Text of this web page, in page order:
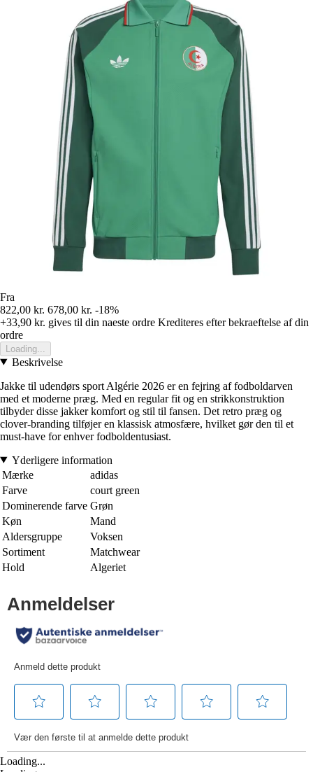
Fra
822,00 kr. 678,00 kr. -18%
+33,90 kr. gives til din naeste ordre Krediteres efter bekraeftelse af din
ordre
Loading...
Beskrivelse
Jakke til udendørs sport Algérie 2026 er en fejring af fodboldarven
med et moderne præg. Med en regular fit og en strikkonstruktion
tilbyder disse jakker komfort og stil til fansen. Det retro præg og
clover-branding tilføjer en klassisk atmosfære, hvilket gør den til et
must-have for enhver fodboldentusiast.
Yderligere information
Mærke
adidas
Farve
court green
Dominerende farve Grøn
Køn
Mand
Aldersgruppe
Voksen
Sortiment
Matchwear
Hold
Algeriet
Loading...